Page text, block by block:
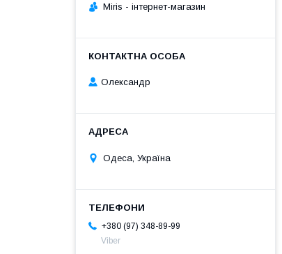
Мiris - інтернет-магазин
Олександр
Одеса, Україна
+380 (97) 348-89-99
Viber